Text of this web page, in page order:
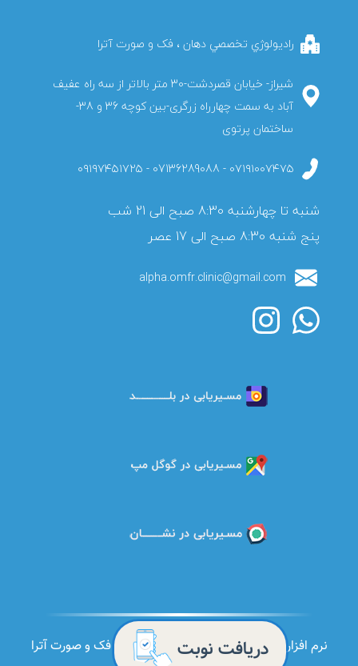
دریافت نوبت
راديولوژي تخصصي دهان ، فک و صورت آترا
شیراز- خیابان قصردشت-30 متر بالاتر از سه راه عفیف
آباد به سمت چهارراه زرگری-بین کوچه 36 و 38-
ساختمان پرتوی
۰۷۱۹۱۰۰۷۴۷۵ - 07136289088 - ۰۹۱۹۷۴۵۱۷۲۵
پنج شنبه 8:30 صبح الی 17 عصر
alpha.omfr.clinic@gmail.com
نرم افزار موبایل راديولوژي تخصصي دهان ، فک و صورت آترا